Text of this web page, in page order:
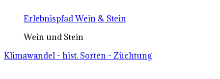
Erlebnispfad Wein & Stein
Wein und Stein
Klimawandel - hist. Sorten - Züchtung